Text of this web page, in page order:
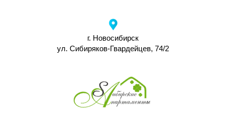
г. Новосибирск
ул. Сибиряков-Гвардейцев, 74/2